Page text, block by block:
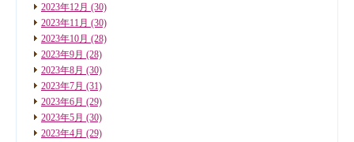
2023年12月 (30)
2023年11月 (30)
2023年10月 (28)
2023年9月 (28)
2023年8月 (30)
2023年7月 (31)
2023年6月 (29)
2023年5月 (30)
2023年4月 (29)